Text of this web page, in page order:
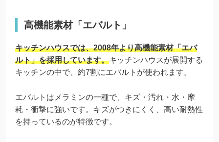
高機能素材「エバルト」
キッチンハウスでは、2008年より高機能素材「エバ
ルト」を採用しています。キッチンハウスが展開する
キッチンの中で、約7割にエバルトが使われます。
エバルトはメラミンの一種で、キズ・汚れ・水・摩
耗・衝撃に強いです。キズがつきにくく、高い耐熱性
を持っているのが特徴です。